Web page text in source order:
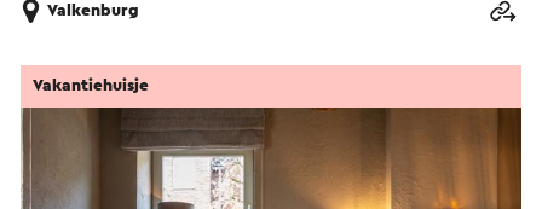
Valkenburg
Vakantiehuisje